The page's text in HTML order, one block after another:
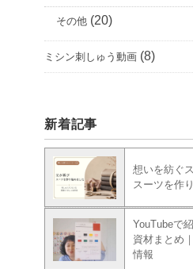
その他 (20)
ミシン刺しゅう動画 (8)
新着記事
想いを紡ぐ
スーツを作
YouTubeで
資材まとめ
情報